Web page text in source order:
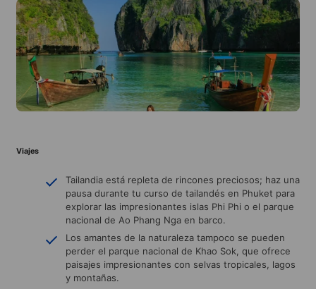
Viajes
Tailandia está repleta de rincones preciosos; haz una
pausa durante tu curso de tailandés en Phuket para
explorar las impresionantes islas Phi Phi o el parque
nacional de Ao Phang Nga en barco.
Los amantes de la naturaleza tampoco se pueden
perder el parque nacional de Khao Sok, que ofrece
paisajes impresionantes con selvas tropicales, lagos
y montañas.